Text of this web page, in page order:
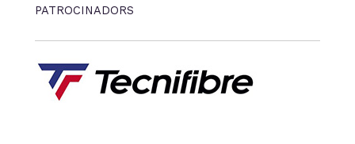
PATROCINADORS